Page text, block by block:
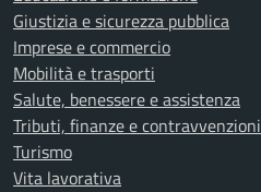
Giustizia e sicurezza pubblica
Imprese e commercio
Mobilità e trasporti
Salute, benessere e assistenza
Tributi, finanze e contravvenzioni
Turismo
Vita lavorativa